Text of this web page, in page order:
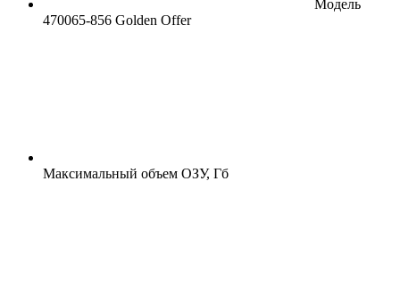
Модель
470065-856 Golden Offer
Максимальный объем ОЗУ, Гб